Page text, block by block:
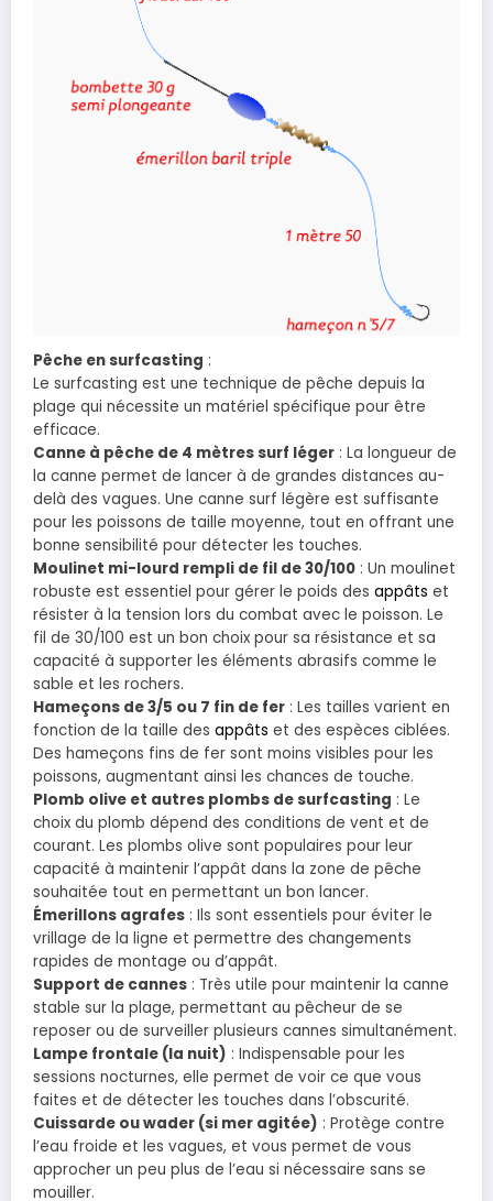
Pêche en surfcasting :
Le surfcasting est une technique de pêche depuis la
plage qui nécessite un matériel spécifique pour être
efficace.
Canne à pêche de 4 mètres surf léger : La longueur de
la canne permet de lancer à de grandes distances au-
delà des vagues. Une canne surf légère est suffisante
pour les poissons de taille moyenne, tout en offrant une
bonne sensibilité pour détecter les touches.
Moulinet mi-lourd rempli de fil de 30/100 : Un moulinet
robuste est essentiel pour gérer le poids des appâts et
résister à la tension lors du combat avec le poisson. Le
fil de 30/100 est un bon choix pour sa résistance et sa
capacité à supporter les éléments abrasifs comme le
sable et les rochers.
Hameçons de 3/5 ou 7 fin de fer : Les tailles varient en
fonction de la taille des appâts et des espèces ciblées.
Des hameçons fins de fer sont moins visibles pour les
poissons, augmentant ainsi les chances de touche.
Plomb olive et autres plombs de surfcasting : Le
choix du plomb dépend des conditions de vent et de
courant. Les plombs olive sont populaires pour leur
capacité à maintenir l’appât dans la zone de pêche
souhaitée tout en permettant un bon lancer.
Émerillons agrafes : Ils sont essentiels pour éviter le
vrillage de la ligne et permettre des changements
rapides de montage ou d’appât.
Support de cannes : Très utile pour maintenir la canne
stable sur la plage, permettant au pêcheur de se
reposer ou de surveiller plusieurs cannes simultanément.
Lampe frontale (la nuit) : Indispensable pour les
sessions nocturnes, elle permet de voir ce que vous
faites et de détecter les touches dans l’obscurité.
Cuissarde ou wader (si mer agitée) : Protège contre
l’eau froide et les vagues, et vous permet de vous
approcher un peu plus de l’eau si nécessaire sans se
mouiller.